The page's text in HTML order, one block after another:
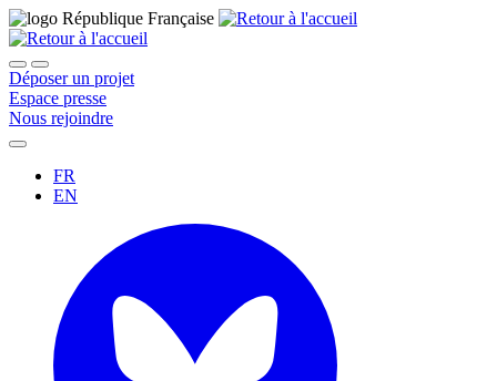
Déposer un projet
Espace presse
Nous rejoindre
FR
EN